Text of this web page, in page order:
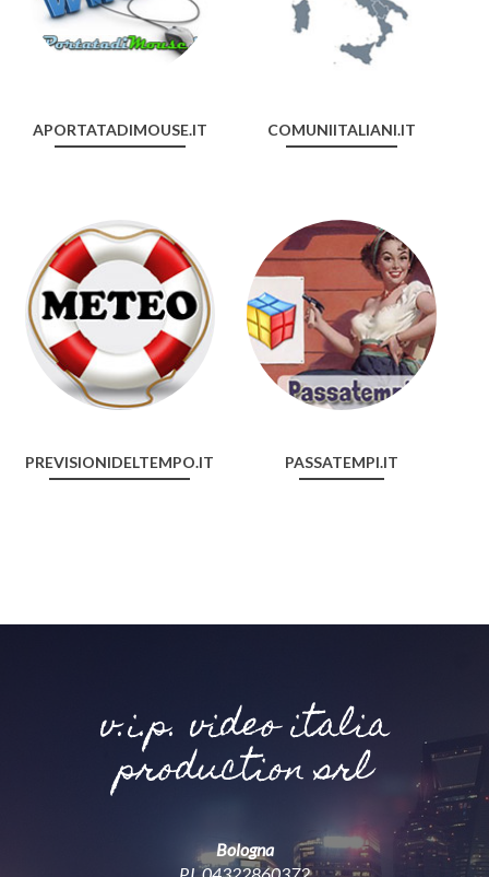
APORTATADIMOUSE.IT COMUNIITALIANI.IT
PREVISIONIDELTEMPO.IT PASSATEMPI.IT
v.i.p. video italia
production srl
Bologna